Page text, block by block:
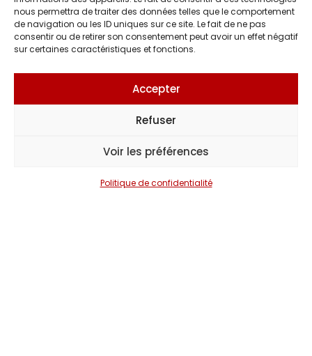
nous permettra de traiter des données telles que le comportement
de navigation ou les ID uniques sur ce site. Le fait de ne pas
consentir ou de retirer son consentement peut avoir un effet négatif
sur certaines caractéristiques et fonctions.
Accepter
Refuser
Voir les préférences
Politique de confidentialité
d’artistes de
variété
française pour
donner à votre
événement
une dimension
unique, entre
émotion,
spectacle